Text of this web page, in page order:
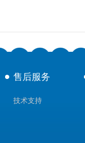
售后服务
技术支持